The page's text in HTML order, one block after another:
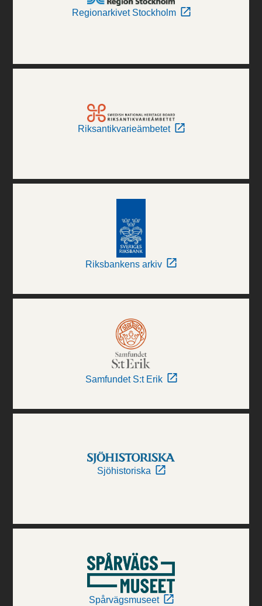
Regionarkivet Stockholm
Riksantikvarieämbetet
Riksbankens arkiv
Samfundet S:t Erik
Sjöhistoriska
Spårvägsmuseet